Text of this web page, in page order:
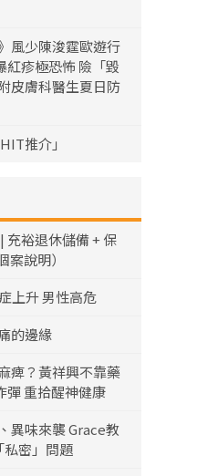
風少陳浚霆歐遊行
紅疹極恐怖 險「毀
皮膚科醫生夏日防
推介」
充裕退休儲備 + 保
案說明）
上升 男性高危
的邊緣
痺？黃祥興不靠藥
彈 重拾醒神健康
異味來襲 Grace教
私密」問題